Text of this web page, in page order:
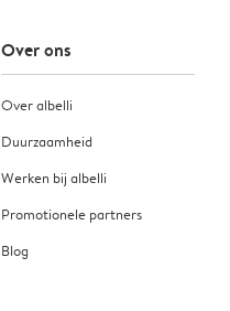
Over ons
Over albelli
Duurzaamheid
Werken bij albelli
Promotionele partners
Blog